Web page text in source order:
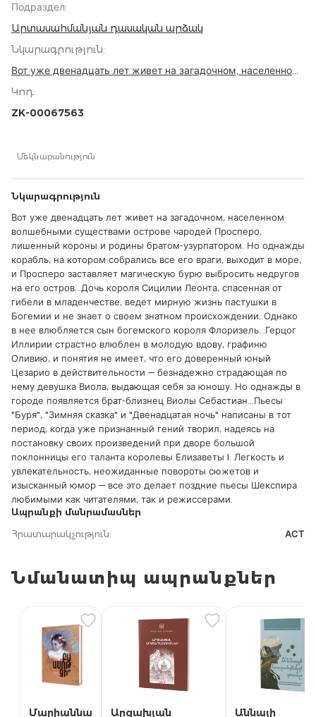
Подраздел:
Արտասահմանյան դասական արձակ
Նկարագրություն:
Вот уже двенадцать лет живет на загадочном, населенном
лишенный короны и родины братом-узурпатором. Но
однажды корабль, на котором собрались все его враги,
жизнь пастушки в Богемии и не знает о своем знатном
молодую вдову, графиню Оливию, и понятия не имеет, что
безнадежно страдающая по нему девушка Виола,
выдающая себя за юношу. Но однажды в городе
появляется брат-близнец Виолы Себастиан...Пьесы "Буря",
"Зимняя сказка" и "Двенадцатая ночь" написаны в тот
период, когда уже признанный гений творил, надеясь на
постановку своих произведений при дворе большой
поклонницы его таланта королевы Елизаветы I. Легкость и
увлекательность, неожиданные повороты сюжетов и
изысканный юмор — все это делает поздние пьесы
Шекспира любимыми как читателями, так и режиссерами.
Կոդ:
ZK-00067563
Մեկնաբանություն
Նկարագրություն
Вот уже двенадцать лет живет на загадочном, населенном
волшебными существами острове чародей Просперо,
лишенный короны и родины братом-узурпатором. Но однажды
корабль, на котором собрались все его враги, выходит в море,
и Просперо заставляет магическую бурю выбросить недругов
на его остров...Дочь короля Сицилии Леонта, спасенная от
гибели в младенчестве, ведет мирную жизнь пастушки в
Богемии и не знает о своем знатном происхождении. Однако
в нее влюбляется сын богемского короля Флоризель...Герцог
Иллирии страстно влюблен в молодую вдову, графиню
Оливию, и понятия не имеет, что его доверенный юный
Цезарио в действительности — безнадежно страдающая по
нему девушка Виола, выдающая себя за юношу. Но однажды в
городе появляется брат-близнец Виолы Себастиан...Пьесы
"Буря", "Зимняя сказка" и "Двенадцатая ночь" написаны в тот
период, когда уже признанный гений творил, надеясь на
постановку своих произведений при дворе большой
поклонницы его таланта королевы Елизаветы I. Легкость и
увлекательность, неожиданные повороты сюжетов и
изысканный юмор — все это делает поздние пьесы Шекспира
любимыми как читателями, так и режиссерами.
Ապրանքի մանրամասներ
Հրատարակչություն: АСТ
Նմանատիպ ապրանքներ
Մարիաննա
Արցախյան
Աննայի